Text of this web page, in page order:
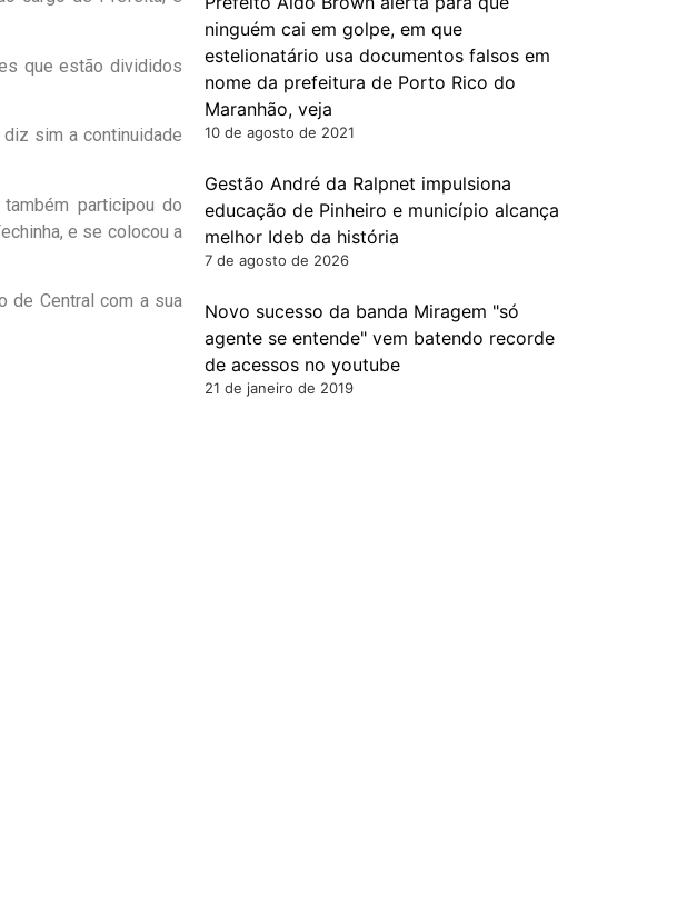
que estão divididos
sim a continuidade
participou do
e se colocou a
de Central com a sua
ninguém cai em golpe, em que
estelionatário usa documentos falsos em
nome da prefeitura de Porto Rico do
Maranhão, veja
10 de agosto de 2021
Gestão André da Ralpnet impulsiona
educação de Pinheiro e município alcança
melhor Ideb da história
7 de agosto de 2026
Novo sucesso da banda Miragem "só
agente se entende" vem batendo recorde
de acessos no youtube
21 de janeiro de 2019